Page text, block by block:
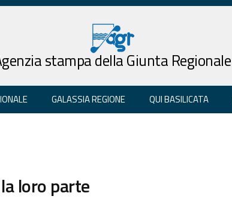
stampa della Giunta Regionale
GALASSIA REGIONE QUI BASILICATA
loro parte